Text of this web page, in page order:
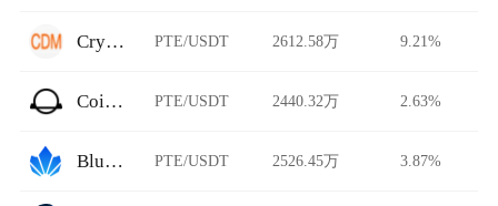
CryptoDerivatives PTE/USDT 2612.58万 9.21%
CoinJar Exchange PTE/USDT 2440.32万 2.63%
BlueLotusDAO PTE/USDT 2526.45万 3.87%